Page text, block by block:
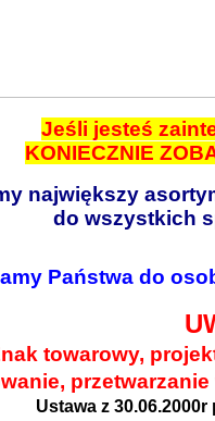
Jeśli jesteś
KONIECZNIE
największy
do wszystkich
Państwa do
towarowy,
Ustawa z